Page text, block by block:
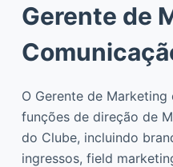
Gerente de
O Gerente de
funções de direção de
do Clube, incluindo
ingressos, field